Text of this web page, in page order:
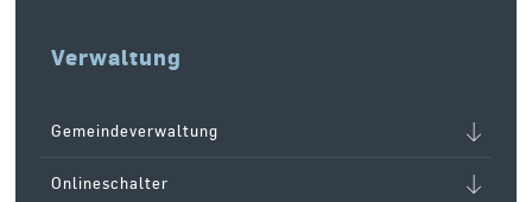
Verwaltung
Gemeindeverwaltung
Onlineschalter